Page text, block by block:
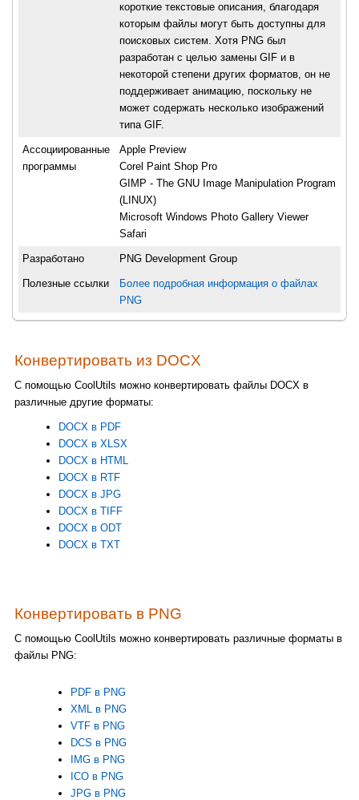
короткие текстовые описания, благодаря
которым файлы могут быть доступны для
поисковых систем. Хотя PNG был
разработан с целью замены GIF и в
некоторой степени других форматов, он не
поддерживает анимацию, поскольку не
может содержать несколько изображений
типа GIF.
Ассоциированные
программы
Apple Preview
Corel Paint Shop Pro
GIMP - The GNU Image Manipulation Program
(LINUX)
Microsoft Windows Photo Gallery Viewer
Safari
Разработано PNG Development Group
Полезные ссылки
Более подробная информация о файлах
PNG
Конвертировать из DOCX
С помощью CoolUtils можно конвертировать файлы DOCX в
различные другие форматы:
DOCX в PDF
DOCX в XLSX
DOCX в HTML
DOCX в RTF
DOCX в JPG
DOCX в TIFF
DOCX в ODT
DOCX в TXT
Конвертировать в PNG
С помощью CoolUtils можно конвертировать различные форматы в
файлы PNG:
PDF в PNG
XML в PNG
VTF в PNG
DCS в PNG
IMG в PNG
ICO в PNG
JPG в PNG